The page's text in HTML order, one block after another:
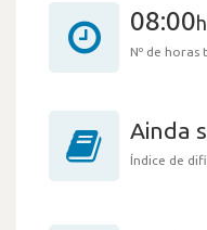
08:00h
Nº de horas
Ainda
Índice de